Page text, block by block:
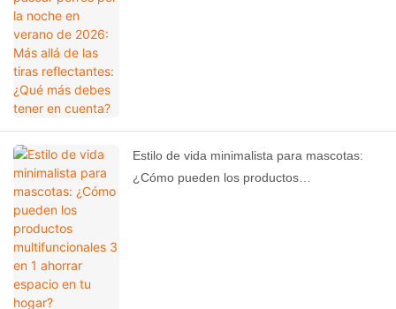
Estilo de vida minimalista para mascotas:
¿Cómo pueden los productos